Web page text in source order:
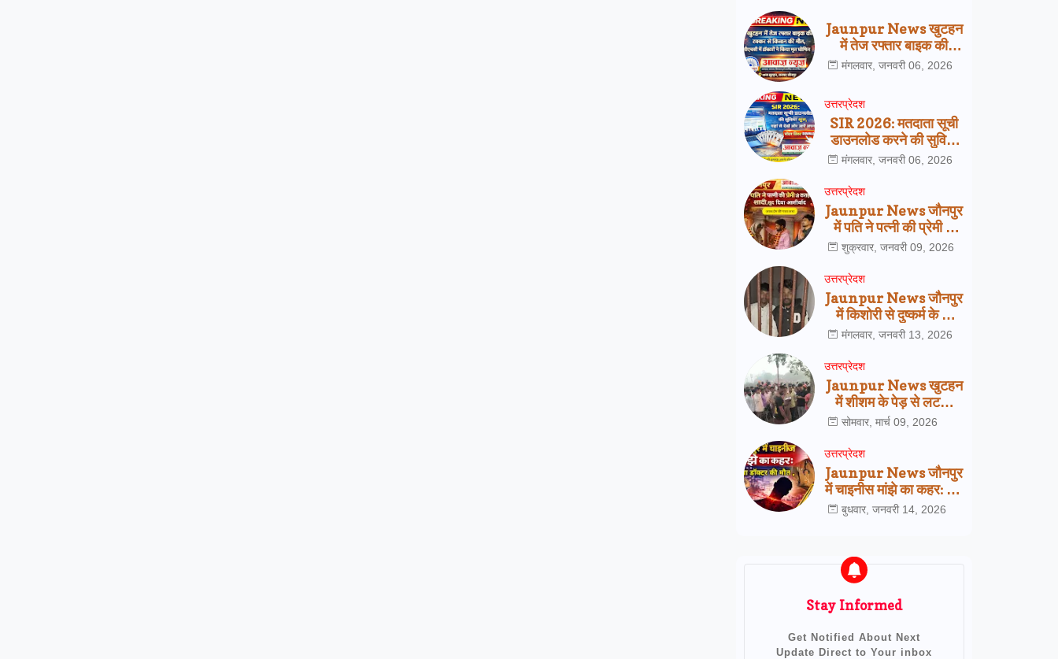
Jaunpur News खुटहन
में तेज रफ्तार बाइक की
टक्कर से किसान की मौत,
मंगलवार, जनवरी 06, 2026
उत्तरप्रेदश
SIR 2026: मतदाता सूची
डाउनलोड करने की सुविधा
शुरू, यहां से देखें अपना नाम
मंगलवार, जनवरी 06, 2026
उत्तरप्रेदश
Jaunpur News जौनपुर
में पति ने पत्नी की प्रेमी से
कराई शादी, खुद दिया
शुक्रवार, जनवरी 09, 2026
उत्तरप्रेदश
Jaunpur News जौनपुर
में किशोरी से दुष्कर्म के दो
आरोपी गिरफ्तार,
मंगलवार, जनवरी 13, 2026
उत्तरप्रेदश
Jaunpur News खुटहन
में शीशम के पेड़ से लटका
मिला इलेक्ट्रीशियन का शव,
सोमवार, मार्च 09, 2026
उत्तरप्रेदश
Jaunpur News जौनपुर
में चाइनीस मांझे का कहर: 25
वर्षीय डॉक्टर की दर्दनाक
मौत, प्रशासन की रोक
बुधवार, जनवरी 14, 2026
Stay Informed
Get Notified About Next
Update Direct to Your inbox